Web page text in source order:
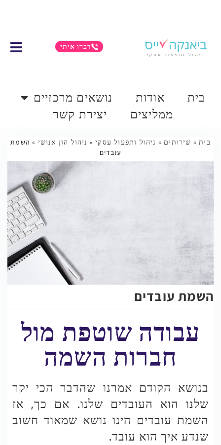
דברו איתי
בית אודות
נושאים מרכזיים
ממליצים
יצירת קשר
בית» שירותים » ניהול ותפעול עסקי» ניהול הון אנושי » השמת
עובדים
השמת עובדים
עבודה שוטפת מול
חברות השמה​
בנושא הקודם אמרנו שהדבר הכי יקר
שלנו הוא העובדים שלנו. אם כך, אז
השמת עובדים הינו נושא שמאוד חשוב
שנדע איך הוא עובד.